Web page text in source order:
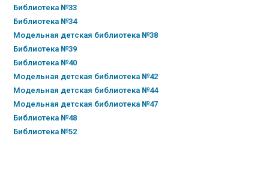
Библиотека №33
Библиотека №34
Модельная детская библиотека №38
Библиотека №39
Библиотека №40
Модельная детская библиотека №42
Модельная детская библиотека №44
Модельная детская библиотека №47
Библиотека №48
Библиотека №52